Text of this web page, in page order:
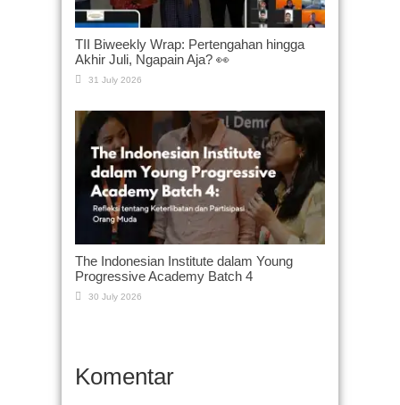
TII Biweekly Wrap: Pertengahan hingga
Akhir Juli, Ngapain Aja? 👀
31 July 2026
The Indonesian Institute dalam Young
Progressive Academy Batch 4
30 July 2026
Komentar